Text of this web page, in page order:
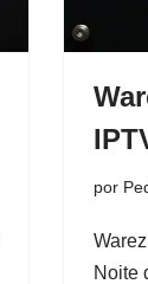
por
Noite